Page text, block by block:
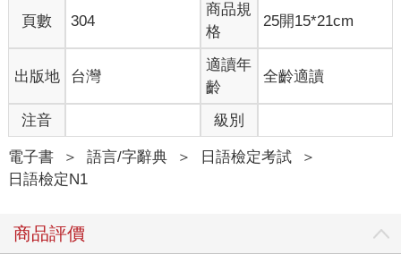
頁數 304
商品規
格
25開15*21cm
出版地 台灣
適讀年
齡
全齡適讀
注音 級別
電子書 ＞ 語言/字辭典 ＞ 日語檢定考試
＞
日語檢定N1
商品評價